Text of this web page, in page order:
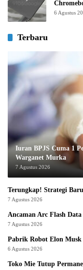
6 Agustus
Terbaru
Iuran BPJS Cuma 1
Warganet Murka
7 Agustus 2026
Terungkap! Strategi
7 Agustus 2026
Ancaman Arc Flash
7 Agustus 2026
Pabrik Robot Elon
6 Agustus 2026
Toko Mie Tutup